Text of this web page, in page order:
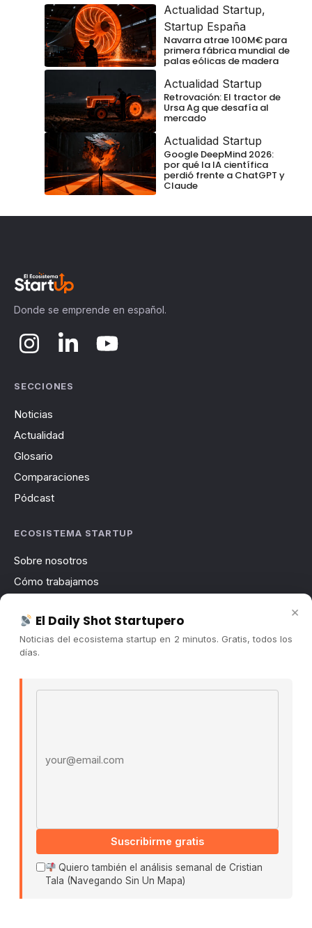
Actualidad Startup,
Startup España
Navarra atrae 100M€ para
primera fábrica mundial de
palas eólicas de madera
Actualidad Startup
Retrovación: El tractor de
Ursa Ag que desafía al
mercado
Actualidad Startup
Google DeepMind 2026:
por qué la IA científica
perdió frente a ChatGPT y
Claude
Donde se emprende en español.
SECCIONES
Noticias
Actualidad
Glosario
Comparaciones
Pódcast
ECOSISTEMA STARTUP
Sobre nosotros
Cómo trabajamos
Contacto
Publicidad
Es La Hora de Aprender ↗
Políticas De Privacidad · Términos De Uso
×
El Daily Shot Startupero
Noticias del ecosistema startup en 2 minutos. Gratis, todos los
días.
Suscribirme gratis
Quiero también el análisis semanal de Cristian
Tala (Navegando Sin Un Mapa)